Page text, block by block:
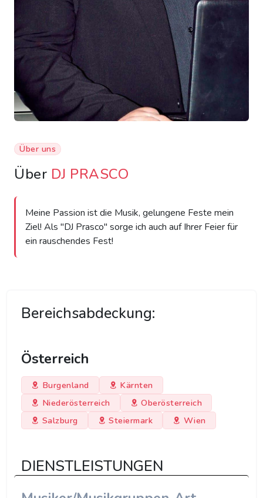
Über uns
Über DJ PRASCO
Meine Passion ist die Musik, gelungene Feste mein
Ziel! Als "DJ Prasco" sorge ich auch auf Ihrer Feier für
ein rauschendes Fest!
Bereichsabdeckung:
Österreich
Burgenland
Kärnten
Niederösterreich
Oberösterreich
Salzburg
Steiermark Wien
DIENSTLEISTUNGEN